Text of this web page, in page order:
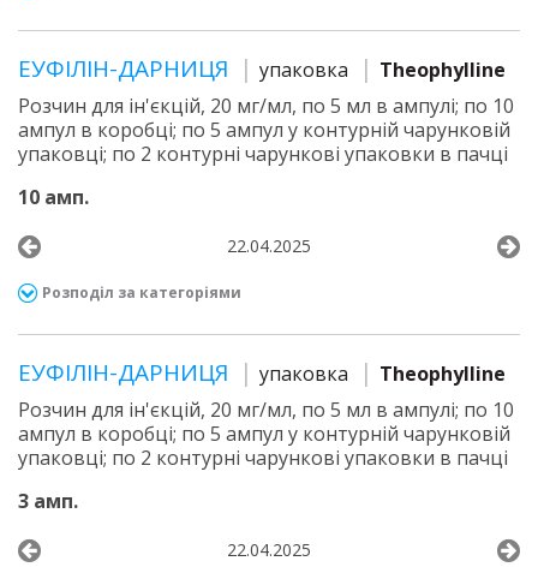
ЕУФІЛІН-ДАРНИЦЯ упаковка
Theophylline
Розчин для ін'єкцій, 20 мг/мл, по 5 мл в ампулі; по 10
ампул в коробці; по 5 ампул у контурній чарунковій
упаковці; по 2 контурні чарункові упаковки в пачці
10 амп.
22.04.2025
Розподіл за категоріями
ЕУФІЛІН-ДАРНИЦЯ упаковка
Theophylline
Розчин для ін'єкцій, 20 мг/мл, по 5 мл в ампулі; по 10
ампул в коробці; по 5 ампул у контурній чарунковій
упаковці; по 2 контурні чарункові упаковки в пачці
3 амп.
22.04.2025